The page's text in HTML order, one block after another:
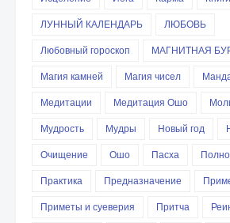
ЛУННЫЙ КАЛЕНДАРЬ
ЛЮБОВЬ
Любовный гороскоп
МАГНИТНАЯ
Магия камней
Магия чисел
Медитации
Медитация Ошо
Мудрость
Мудры Новый год
Очищение
Ошо Пасха
Практика
Предназначение
Приметы и суеверия
Притча